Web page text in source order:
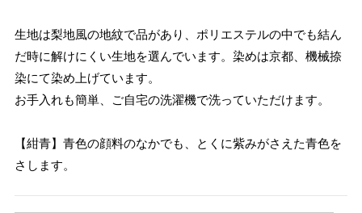
生地は梨地風の地紋で品があり、ポリエステルの中でも結ん
だ時に解けにくい生地を選んでいます。染めは京都、機械捺
染にて染め上げています。
お手入れも簡単、ご自宅の洗濯機で洗っていただけます。
【紺青】青色の顔料のなかでも、とくに紫みがさえた青色を
さします。